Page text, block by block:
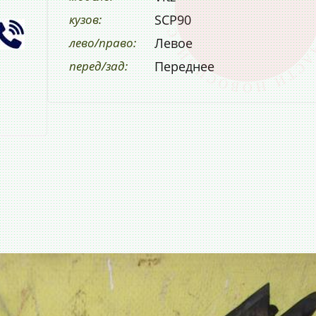
кузов: SCP90
лево/право: Левое
перед/зад: Переднее